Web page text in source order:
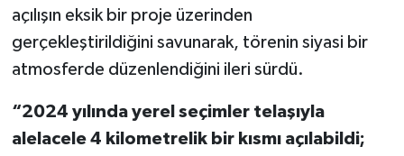
açılışın eksik bir proje üzerinden
gerçekleştirildiğini savunarak, törenin siyasi bir
atmosferde düzenlendiğini ileri sürdü.
“2024 yılında yerel seçimler telaşıyla
alelacele 4 kilometrelik bir kısmı açılabildi;
VİZYONDAKİLER
YAŞAM